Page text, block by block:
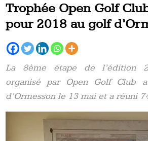
Trophée Open Golf
pour 2018 au golf
La 8ème étape de l’édition
organisé par Open Golf Club
d’Ormesson le 13 mai et a réuni